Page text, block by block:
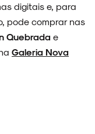
digitais e, para
pode comprar nas
Quebrada e
Galeria Nova